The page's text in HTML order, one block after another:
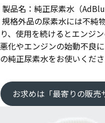
製品名：純正尿素水（
規格外品の尿素水には不純
り、使用を続けるとエンジ
悪化やエンジンの始動不良
の純正尿素水をお使いくださ
お求めは「最寄りの販売